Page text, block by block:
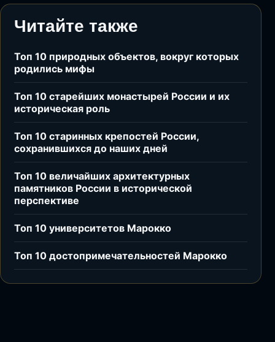
Читайте также
Топ 10 природных объектов, вокруг которых
родились мифы
Топ 10 старейших монастырей России и их
историческая роль
Топ 10 старинных крепостей России,
сохранившихся до наших дней
Топ 10 величайших архитектурных
памятников России в исторической
перспективе
Топ 10 университетов Марокко
Топ 10 достопримечательностей Марокко